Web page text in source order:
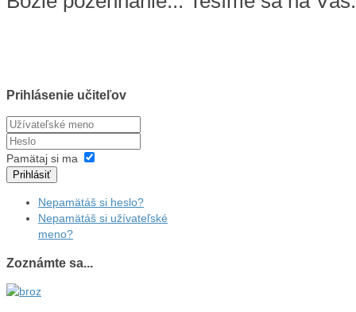
Prihlásenie učiteľov
Pamätaj si ma
Prihlásiť
Nepamätáš si heslo?
Nepamätáš si užívateľské
meno?
Zoznámte sa...